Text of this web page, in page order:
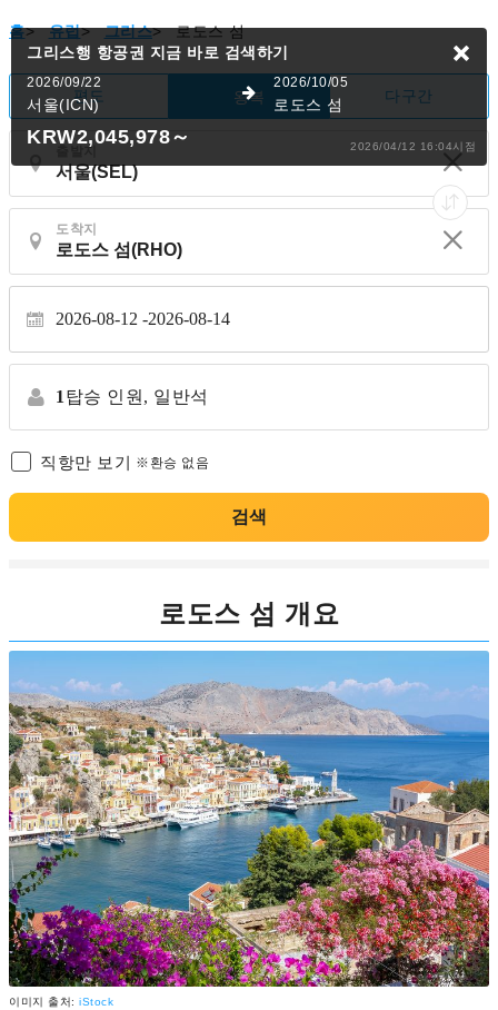
홈> 유럽> 그리스> 로도스 섬
편도 왕복 다구간
출발지
도착지
2026-08-12 2026-08-14
1 탑승 인원, 일반석
직항만 보기 ※환승 없음
검색
그리스행 항공권 지금 바로 검색하기
2026/09/22
서울(ICN)
2026/10/05
로도스 섬
KRW2,045,978～ 2026/04/12 16:04시점
로도스 섬 개요
이미지 출처: iStock